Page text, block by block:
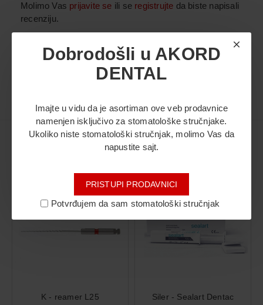
Dobrodošli u AKORD
DENTAL
Imajte u vidu da je asortiman ove veb prodavnice
namenjen isključivo za stomatološke stručnjake.
Ukoliko niste stomatološki stručnjak, molimo Vas da
napustite sajt.
PRISTUPI PRODAVNICI
Potvrđujem da sam stomatološki stručnjak
Molimo Vas prijavite se ili se registrujte da biste napisali
recenziju.
Možda vas zanima i ovo...
K - reamer L25 Siler - Sealart Dentac